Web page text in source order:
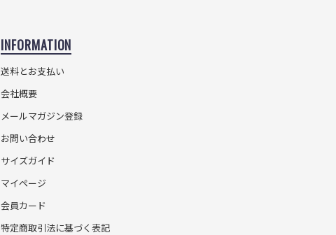
INFORMATION
送料とお支払い
会社概要
メールマガジン登録
お問い合わせ
サイズガイド
マイページ
会員カード
特定商取引法に基づく表記